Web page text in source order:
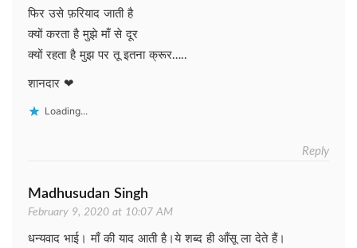
फिर उसे फ़रियाद जाती है
क्यों करता है मुझे माँ से दूर
क्यों रहता है मुझ पर तू इतना क्रूर…..
शानदार ❤
Loading...
Reply
Madhusudan Singh
February 9, 2020 at 10:07 AM
धन्यवाद भाई। माँ की याद आती है।ये शब्द ही आँसू ला देते हैं।